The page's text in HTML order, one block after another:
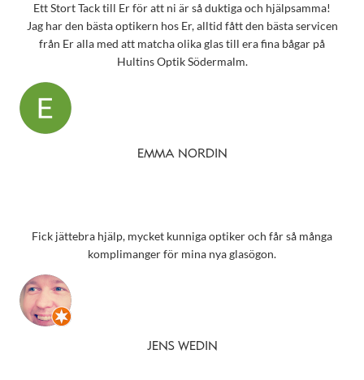
Ett Stort Tack till Er för att ni är så duktiga och hjälpsamma!
Jag har den bästa optikern hos Er, alltid fått den bästa servicen
från Er alla med att matcha olika glas till era fina bågar på
Hultins Optik Södermalm.
EMMA NORDIN
Fick jättebra hjälp, mycket kunniga optiker och får så många
komplimanger för mina nya glasögon.
JENS WEDIN